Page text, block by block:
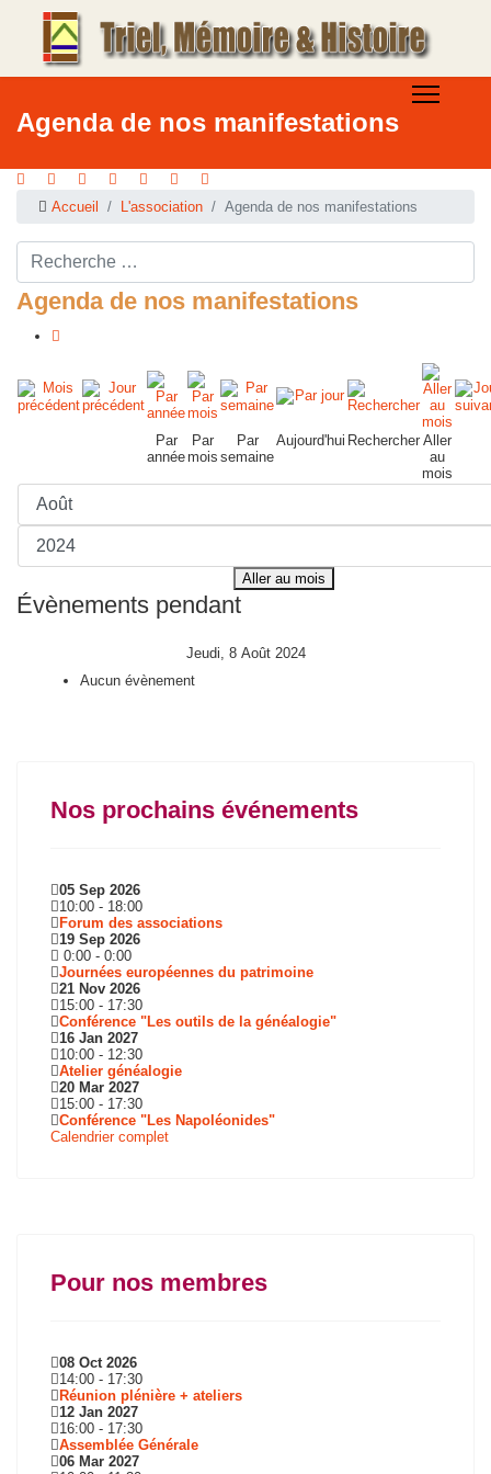
Agenda de nos manifestations
Accueil L'association Agenda de nos manifestations
Rechercher ...
Agenda de nos manifestations
Par
année
Par
mois
Par
semaine
Aujourd'hui Rechercher Aller
au
mois
Aller au mois
Évènements pendant
Jeudi, 8 Août 2024
Aucun évènement
Nos prochains événements
05 Sep 2026
10:00 - 18:00
Forum des associations
19 Sep 2026
0:00 - 0:00
Journées européennes du patrimoine
21 Nov 2026
15:00 - 17:30
Conférence "Les outils de la généalogie"
16 Jan 2027
10:00 - 12:30
Atelier généalogie
20 Mar 2027
15:00 - 17:30
Conférence "Les Napoléonides"
Calendrier complet
Pour nos membres
08 Oct 2026
14:00 - 17:30
Réunion plénière + ateliers
12 Jan 2027
16:00 - 17:30
Assemblée Générale
06 Mar 2027